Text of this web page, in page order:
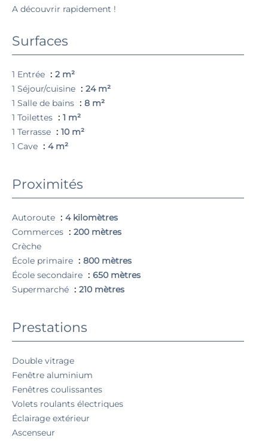
A découvrir rapidement !
Surfaces
1 Entrée
2 m²
1 Séjour/cuisine
24 m²
1 Salle de bains
8 m²
1 Toilettes
1 m²
1 Terrasse
10 m²
1 Cave
4 m²
Proximités
Autoroute
4 kilomètres
Commerces
200 mètres
Crèche
École primaire
800 mètres
École secondaire
650 mètres
Supermarché
210 mètres
Prestations
Double vitrage
Fenêtre aluminium
Fenêtres coulissantes
Volets roulants électriques
Éclairage extérieur
Ascenseur